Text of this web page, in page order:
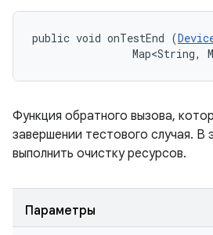
public void onTestEnd (
Map<String,
Функция обратного вызова,
завершении тестового случая. В
выполнить очистку ресурсов.
Параметры